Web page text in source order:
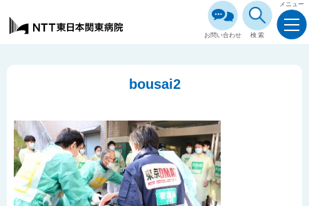
お問い合わせ 検索
メニュー
bousai2